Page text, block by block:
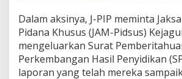
p
s
i
d
i
P
D
Dalam aksinya, J-PIP meminta
Pidana Khusus (JAM-Pidsus)
mengeluarkan Surat
Perkembangan Hasil Penyidikan
laporan yang telah mereka